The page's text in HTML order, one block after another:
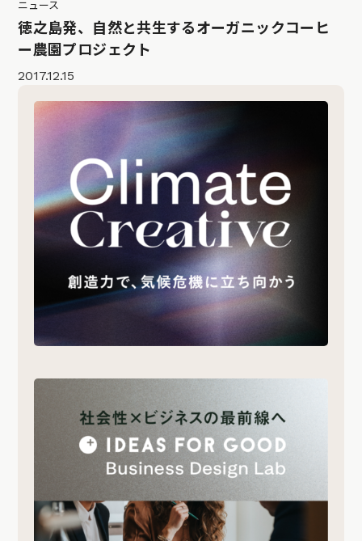
ニュース
徳之島発、自然と共生するオーガニックコーヒ
ー農園プロジェクト
2017.12.15